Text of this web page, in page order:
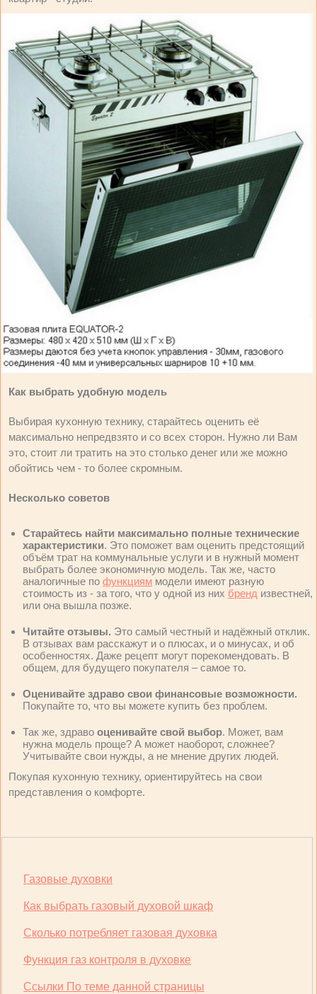
Как выбрать удобную модель
Выбирая кухонную технику, старайтесь оценить её
максимально непредвзято и со всех сторон. Нужно ли Вам
это, стоит ли тратить на это столько денег или же можно
обойтись чем - то более скромным.
Несколько советов
Старайтесь найти максимально полные технические
характеристики. Это поможет вам оценить предстоящий
объём трат на коммунальные услуги и в нужный момент
выбрать более экономичную модель. Так же, часто
аналогичные по функциям модели имеют разную
стоимость из - за того, что у одной из них бренд известней,
или она вышла позже.
Читайте отзывы. Это самый честный и надёжный отклик.
В отзывах вам расскажут и о плюсах, и о минусах, и об
особенностях. Даже рецепт могут порекомендовать. В
общем, для будущего покупателя – самое то.
Оценивайте здраво свои финансовые возможности.
Покупайте то, что вы можете купить без проблем.
Так же, здраво оценивайте свой выбор. Может, вам
нужна модель проще? А может наоборот, сложнее?
Учитывайте свои нужды, а не мнение других людей.
Покупая кухонную технику, ориентируйтесь на свои
представления о комфорте.
Газовые духовки
Как выбрать газовый духовой шкаф
Сколько потребляет газовая духовка
Функция газ контроля в духовке
Ссылки По теме данной страницы